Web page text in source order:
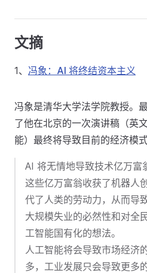
文摘
1、 冯象：AI 将终结资本主义
冯象是清华大学法学院教授。
了他在北京的一次演讲稿（英
能）最终将导致目前的经济模式
AI 将无情地导致技术亿万富
这些亿万富翁收获了机器人
代了人类的劳动力，从而导
大规模失业的必然性和对全
工智能国有化的想法。
人工智能将会导致市场经济
多，工业发展只会导致更多